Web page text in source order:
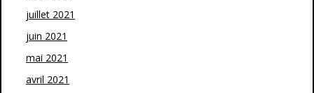
juillet 2021
juin 2021
mai 2021
avril 2021